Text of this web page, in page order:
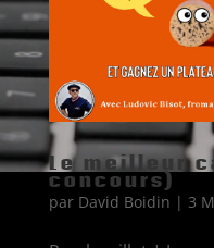
Le meilleur
concours)
par David Boidin | 3